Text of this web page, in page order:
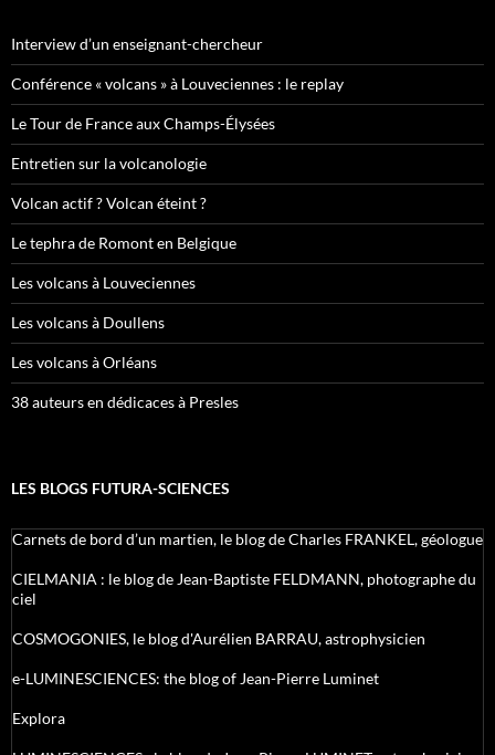
Interview d’un enseignant-chercheur
Conférence « volcans » à Louveciennes : le replay
Le Tour de France aux Champs-Élysées
Entretien sur la volcanologie
Volcan actif ? Volcan éteint ?
Le tephra de Romont en Belgique
Les volcans à Louveciennes
Les volcans à Doullens
Les volcans à Orléans
38 auteurs en dédicaces à Presles
LES BLOGS FUTURA-SCIENCES
Carnets de bord d’un martien, le blog de Charles FRANKEL, géologue
CIELMANIA : le blog de Jean-Baptiste FELDMANN, photographe du
ciel
COSMOGONIES, le blog d'Aurélien BARRAU, astrophysicien
e-LUMINESCIENCES: the blog of Jean-Pierre Luminet
Explora